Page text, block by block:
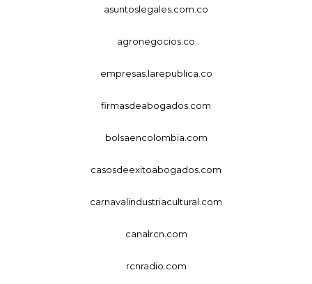
asuntoslegales.com.co
agronegocios.co
empresas.larepublica.co
firmasdeabogados.com
bolsaencolombia.com
casosdeexitoabogados.com
carnavalindustriacultural.com
canalrcn.com
rcnradio.com